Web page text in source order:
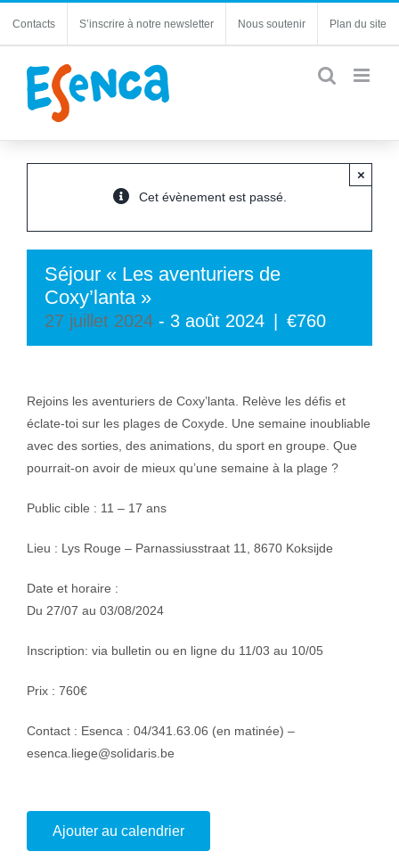
Contacts S’inscrire à notre newsletter Nous soutenir Plan du site
Cet évènement est passé.
×
Séjour « Les aventuriers de
Coxy’lanta »
27 juillet 2024 - 3 août 2024 €760
Rejoins les aventuriers de Coxy’lanta. Relève les défis et
éclate-toi sur les plages de Coxyde. Une semaine inoubliable
avec des sorties, des animations, du sport en groupe. Que
pourrait-on avoir de mieux qu’une semaine à la plage ?
Public cible : 11 – 17 ans
Lieu : Lys Rouge – Parnassiusstraat 11, 8670 Koksijde
Date et horaire :
Du 27/07 au 03/08/2024
Inscription: via bulletin ou en ligne du 11/03 au 10/05
Prix : 760€
Contact : Esenca : 04/341.63.06 (en matinée) –
esenca.liege@solidaris.be
Ajouter au calendrier